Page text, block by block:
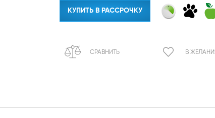
КУПИТЬ В РАССРОЧКУ
СРАВНИТЬ В